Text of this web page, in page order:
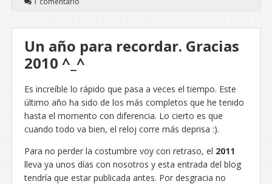
Un año para recordar. Gracias
2010 ^_^
Es increíble lo rápido que pasa a veces el tiempo. Este
último año ha sido de los más completos que he tenido
hasta el momento con diferencia. Lo cierto es que
cuando todo va bien, el reloj corre más deprisa :).
Para no perder la costumbre voy con retraso, el 2011
lleva ya unos días con nosotros y esta entrada del blog
tendría que estar publicada antes. Por desgracia no